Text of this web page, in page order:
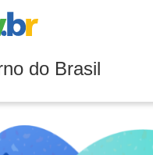
do Brasil